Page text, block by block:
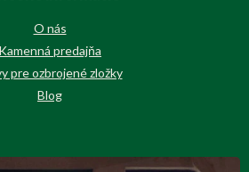
O nás
Kamenná predajňa
pre ozbrojené zložky
Blog